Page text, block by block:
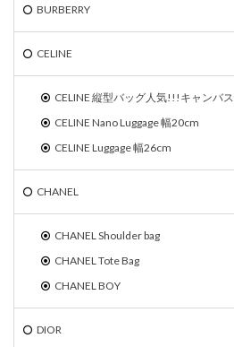
BURBERRY
CELINE
CELINE 縦型バッグ人気!!!キャンバス
CELINE Nano Luggage 幅20cm
CELINE Luggage 幅26cm
CHANEL
CHANEL Shoulder bag
CHANEL Tote Bag
CHANEL BOY
DIOR